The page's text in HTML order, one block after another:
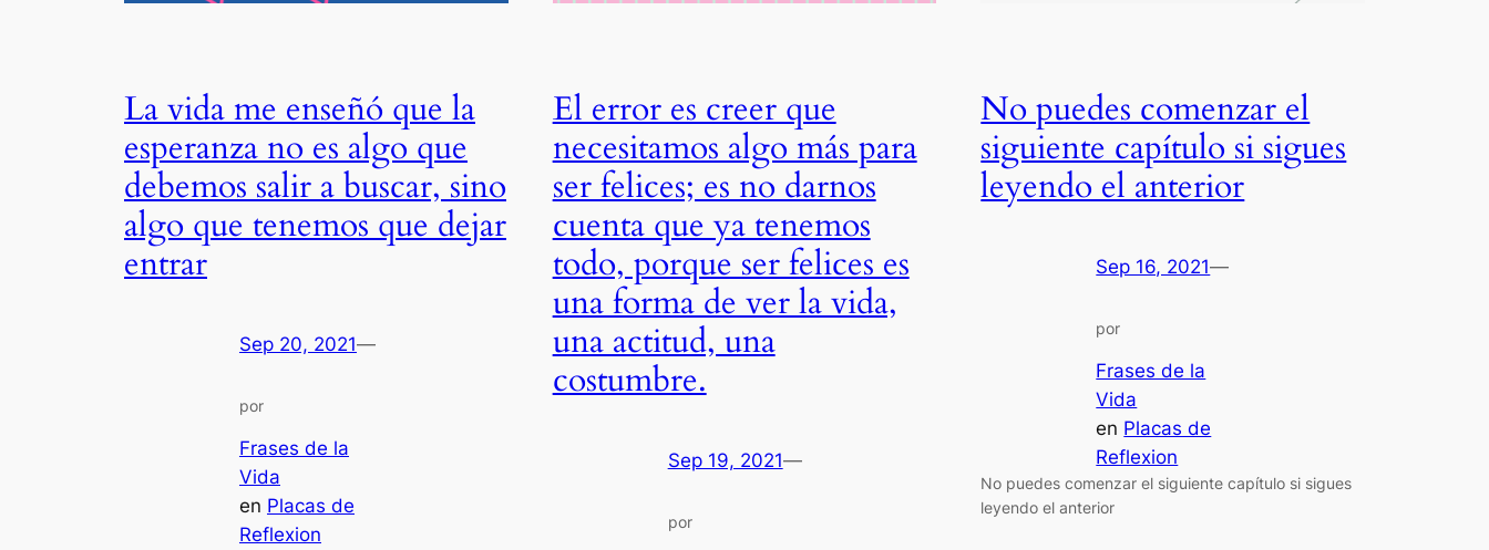
La vida me enseñó que la
esperanza no es algo que
debemos salir a buscar, sino
algo que tenemos que dejar
entrar
Sep 20, 2021—
por
Frases de la
Vida
en Placas de
Reflexion
El error es creer que
necesitamos algo más para
ser felices; es no darnos
cuenta que ya tenemos
todo, porque ser felices es
una forma de ver la vida,
una actitud, una
costumbre.
Sep 19, 2021—
por
No puedes comenzar el
siguiente capítulo si sigues
leyendo el anterior
Sep 16, 2021—
por
Frases de la
Vida
en Placas de
Reflexion
No puedes comenzar el siguiente capítulo si sigues
leyendo el anterior